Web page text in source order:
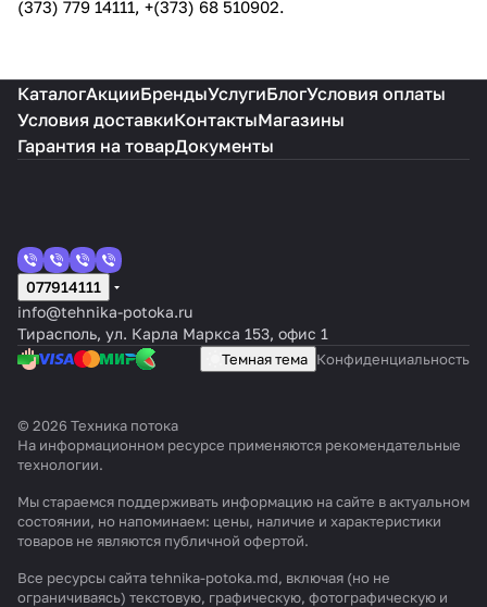
(373) 779 14111, +(373) 68 510902.
КаталогАкцииБрендыУслугиБлогУсловия оплаты
Условия доставкиКонтактыМагазины
Гарантия на товарДокументы
077914111
info@tehnika-potoka.ru
Тирасполь, ул. Карла Маркса 153, офис 1
Темная тема Конфиденциальность
© 2026 Техника потока
На информационном ресурсе применяются рекомендательные
технологии.
Мы стараемся поддерживать информацию на сайте в актуальном
состоянии, но напоминаем: цены, наличие и характеристики
товаров не являются публичной офертой.
Все ресурсы сайта tehnika-potoka.md, включая (но не
ограничиваясь) текстовую, графическую, фотографическую и